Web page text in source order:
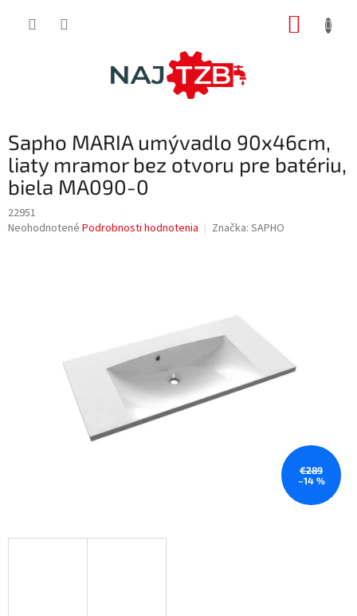
Sapho MARIA umývadlo 90x46cm,
liaty mramor bez otvoru pre batériu,
biela MA090-0
22951
Priemerné
Neohodnotené Podrobnosti hodnotenia Značka: SAPHO
€289
–14 %